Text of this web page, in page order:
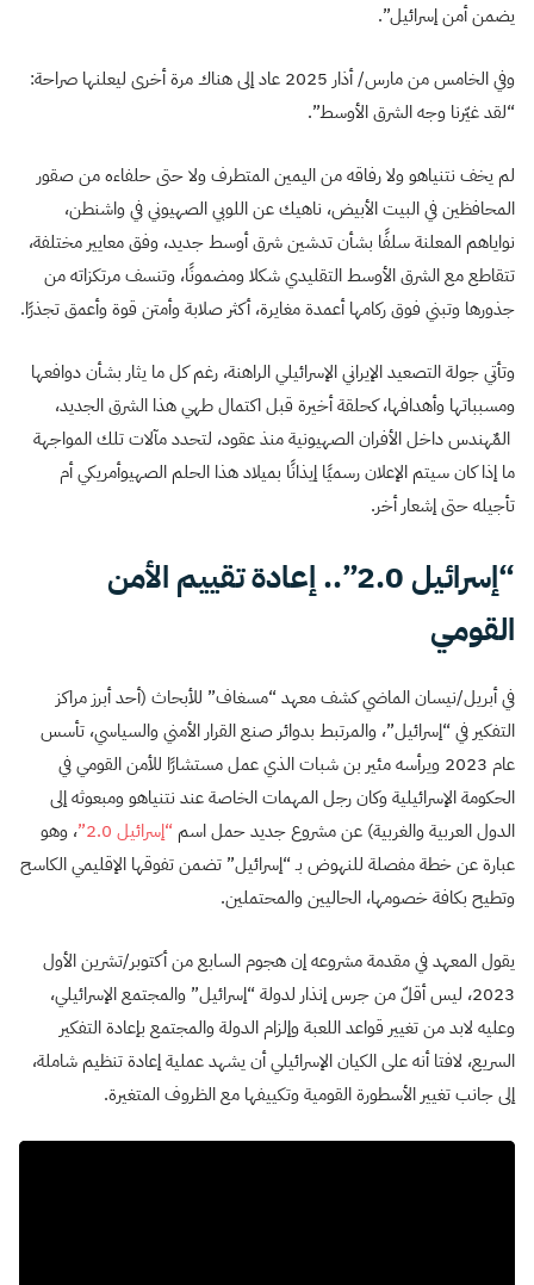
يضمن أمن إسرائيل”.
وفي الخامس من مارس/ أذار 2025 عاد إلى هناك مرة أخرى ليعلنها صراحة:
“لقد غيّرنا وجه الشرق الأوسط”.
لم يخف نتنياهو ولا رفاقه من اليمين المتطرف ولا حتى حلفاءه من صقور
المحافظين في البيت الأبيض، ناهيك عن اللوبي الصهيوني في واشنطن،
نواياهم المعلنة سلفًا بشأن تدشين شرق أوسط جديد، وفق معايير مختلفة،
تتقاطع مع الشرق الأوسط التقليدي شكلا ومضمونًا، وتنسف مرتكزاته من
جذورها وتبني فوق ركامها أعمدة مغايرة، أكثر صلابة وأمتن قوة وأعمق تجذرًا.
وتأتي جولة التصعيد الإيراني الإسرائيلي الراهنة، رغم كل ما يثار بشأن دوافعها
ومسبباتها وأهدافها، كحلقة أخيرة قبل اكتمال طهي هذا الشرق الجديد،
المٌهندس داخل الأفران الصهيونية منذ عقود، لتحدد مآلات تلك المواجهة
ما إذا كان سيتم الإعلان رسميًا إيذانًا بميلاد هذا الحلم الصهيوأمريكي أم
تأجيله حتى إشعار أخر.
“إسرائيل 2.0”.. إعادة تقييم الأمن
القومي
في أبريل/نيسان الماضي كشف معهد “مسغاف” للأبحاث (أحد أبرز مراكز
التفكير في “إسرائيل”، والمرتبط بدوائر صنع القرار الأمني والسياسي، تأسس
عام 2023 ويرأسه مئير بن شبات الذي عمل مستشارًا للأمن القومي في
الحكومة الإسرائيلية وكان رجل المهمات الخاصة عند نتنياهو ومبعوثه إلى
الدول العربية والغربية) عن مشروع جديد حمل اسم “إسرائيل 2.0”
، وهو
عبارة عن خطة مفصلة للنهوض بـ “إسرائيل” تضمن تفوقها الإقليمي الكاسح
وتطيح بكافة خصومها، الحاليين والمحتملين.
يقول المعهد في مقدمة مشروعه إن هجوم السابع من أكتوبر/تشرين الأول
2023، ليس أقلّ من جرس إنذار لدولة “إسرائيل” والمجتمع الإسرائيلي،
وعليه لابد من تغيير قواعد اللعبة وإلزام الدولة والمجتمع بإعادة التفكير
السريع، لافتا أنه على الكيان الإسرائيلي أن يشهد عملية إعادة تنظيم شاملة،
إلى جانب تغيير الأسطورة القومية وتكييفها مع الظروف المتغيرة.